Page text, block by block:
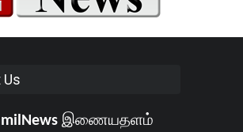
Us
இணையதளம்